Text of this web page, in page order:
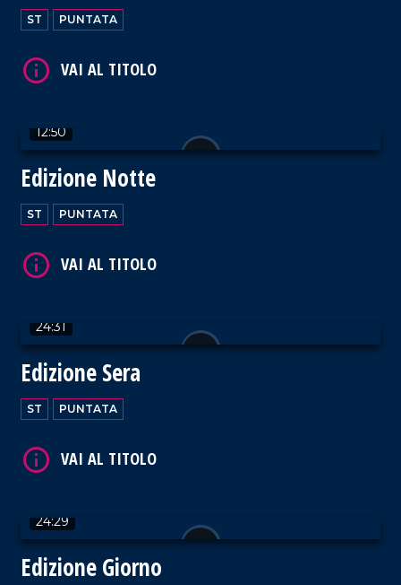
ST PUNTATA
12:50
Edizione Notte
ST PUNTATA
24:31
Edizione Sera
ST PUNTATA
24:29
Edizione Giorno
VAI AL TITOLO